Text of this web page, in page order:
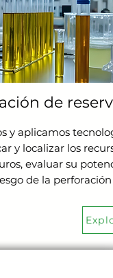
de
y aplicamos
y localizar los
evaluar su
de la perforación